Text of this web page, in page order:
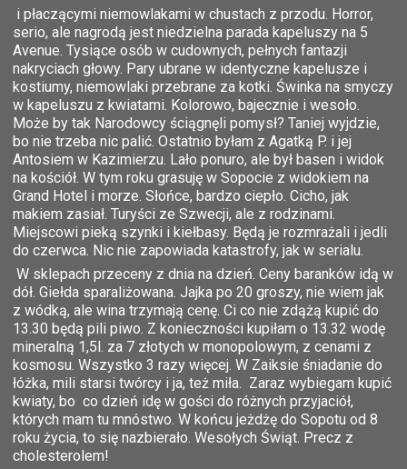
i płaczącymi niemowlakami w chustach z przodu. Horror,
serio, ale nagrodą jest niedzielna parada kapeluszy na 5
Avenue. Tysiące osób w cudownych, pełnych fantazji
nakryciach głowy. Pary ubrane w identyczne kapelusze i
kostiumy, niemowlaki przebrane za kotki. Świnka na smyczy
w kapeluszu z kwiatami. Kolorowo, bajecznie i wesoło.
Może by tak Narodowcy ściągnęli pomysł? Taniej wyjdzie,
bo nie trzeba nic palić. Ostatnio byłam z Agatką P. i jej
Antosiem w Kazimierzu. Lało ponuro, ale był basen i widok
na kościół. W tym roku grasuję w Sopocie z widokiem na
Grand Hotel i morze. Słońce, bardzo ciepło. Cicho, jak
makiem zasiał. Turyści ze Szwecji, ale z rodzinami.
Miejscowi pieką szynki i kiełbasy. Będą je rozmrażali i jedli
do czerwca. Nic nie zapowiada katastrofy, jak w serialu.
W sklepach przeceny z dnia na dzień. Ceny baranków idą w
dół. Giełda sparaliżowana. Jajka po 20 groszy, nie wiem jak
z wódką, ale wina trzymają cenę. Ci co nie zdążą kupić do
13.30 będą pili piwo. Z konieczności kupiłam o 13.32 wodę
mineralną 1,5l. za 7 złotych w monopolowym, z cenami z
kosmosu. Wszystko 3 razy więcej. W Zaiksie śniadanie do
łóżka, mili starsi twórcy i ja, też miła. Zaraz wybiegam kupić
kwiaty, bo co dzień idę w gości do różnych przyjaciół,
których mam tu mnóstwo. W końcu jeżdżę do Sopotu od 8
roku życia, to się nazbierało. Wesołych Świąt. Precz z
cholesterolem!